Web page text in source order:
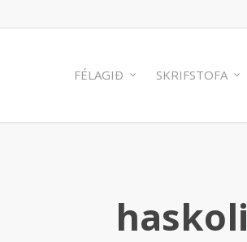
FÉLAGIÐ SKRIFSTOFA
haskoli